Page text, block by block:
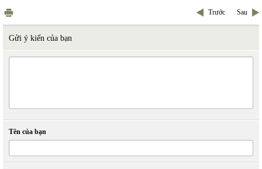
Trước Sau
Gửi ý kiến của bạn
Tên của bạn